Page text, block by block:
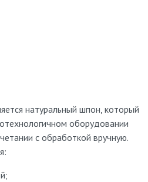
натуральный шпон, который
оборудовании
с обработкой вручную.